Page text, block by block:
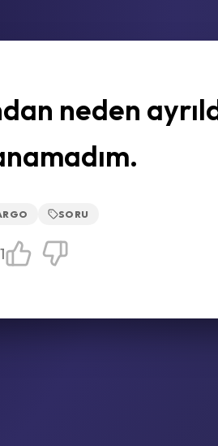
neden
SORU
1